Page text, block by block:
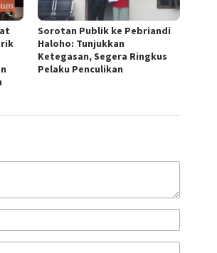
Sorotan Publik ke Pebriandi
Haloho: Tunjukkan
Ketegasan, Segera Ringkus
Pelaku Penculikan